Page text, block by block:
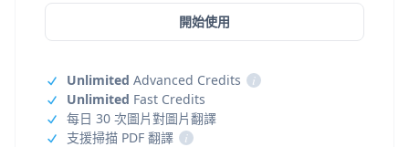
開始使用
Unlimited Advanced Credits
i
Unlimited Fast Credits
每日 30 次圖片對圖片翻譯
支援掃描 PDF 翻譯
i